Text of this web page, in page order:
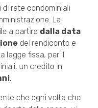
di rate condominiali
La
a partire dalla data
del rendiconto e
legge fissa, per il
un credito in
.
che ogni volta che